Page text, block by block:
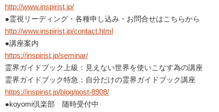
http://www.inspirist.jp/
●霊視リーディング・各種申し込み・お問合せはこちらから
http://www.inspirist.jp/contact.html
●講座案内
https://inspirist.jp/seminar/
霊界ガイドブック上級：見えない世界を使いこなす為の講座
霊界ガイドブック特急：自分だけの霊界ガイドブック講座
https://inspirist.jp/blog/post-8908/
●koyomi倶楽部 随時受付中